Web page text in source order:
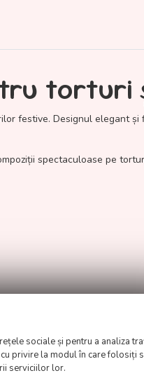
torturi
festive. Designul elegant și
spectaculoase pe
sociale și pentru a analiza
privire la modul în care folosiți
serviciilor lor.